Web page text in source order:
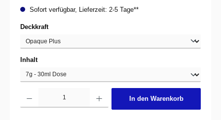
Sofort verfügbar, Lieferzeit: 2-5 Tage**
Deckkraftauswählen
Inhaltauswählen
In den Warenkorb